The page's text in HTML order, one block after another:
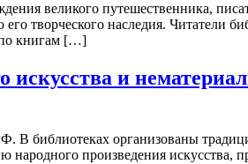
великого путешественника,
творческого наследия. Читатели
по книгам […]
и
В библиотеках организованы
произведения искусства,